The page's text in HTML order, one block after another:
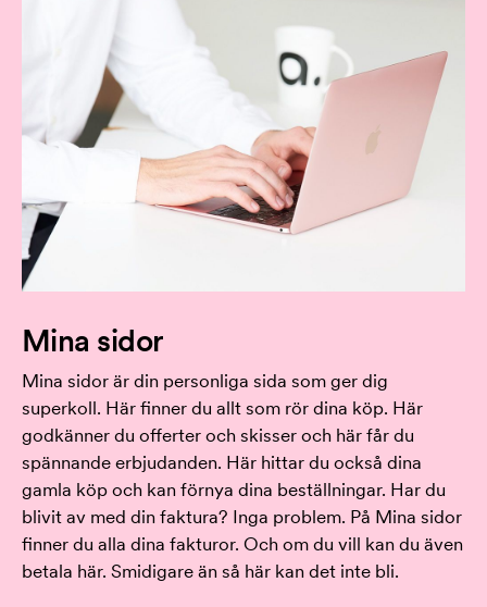
Mina sidor
Mina sidor är din personliga sida som ger dig
superkoll. Här finner du allt som rör dina köp. Här
godkänner du offerter och skisser och här får du
spännande erbjudanden. Här hittar du också dina
gamla köp och kan förnya dina beställningar. Har du
blivit av med din faktura? Inga problem. På Mina sidor
finner du alla dina fakturor. Och om du vill kan du även
betala här. Smidigare än så här kan det inte bli.